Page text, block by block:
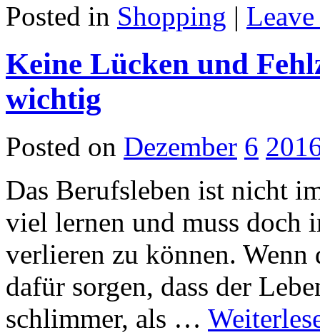
Posted in Shopping |
Keine Lücken und
wichtig
Posted on Dezember 6
Das Berufsleben ist nicht
viel lernen und muss doch
verlieren zu können. Wenn
dafür sorgen, dass der
schlimmer, als …